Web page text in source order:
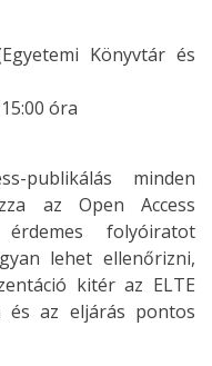
Könyvtár és
óra
publikálás minden
az Open Access
folyóiratot
lehet ellenőrizni,
kitér az ELTE
és az eljárás pontos